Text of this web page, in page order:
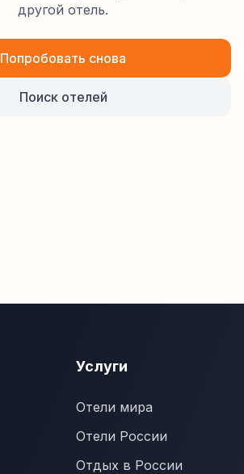
другой отель.
Попробовать снова
Поиск отелей
Услуги
Отели мира
Отели России
Отдых в России